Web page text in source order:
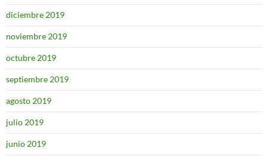
diciembre 2019
noviembre 2019
octubre 2019
septiembre 2019
agosto 2019
julio 2019
junio 2019